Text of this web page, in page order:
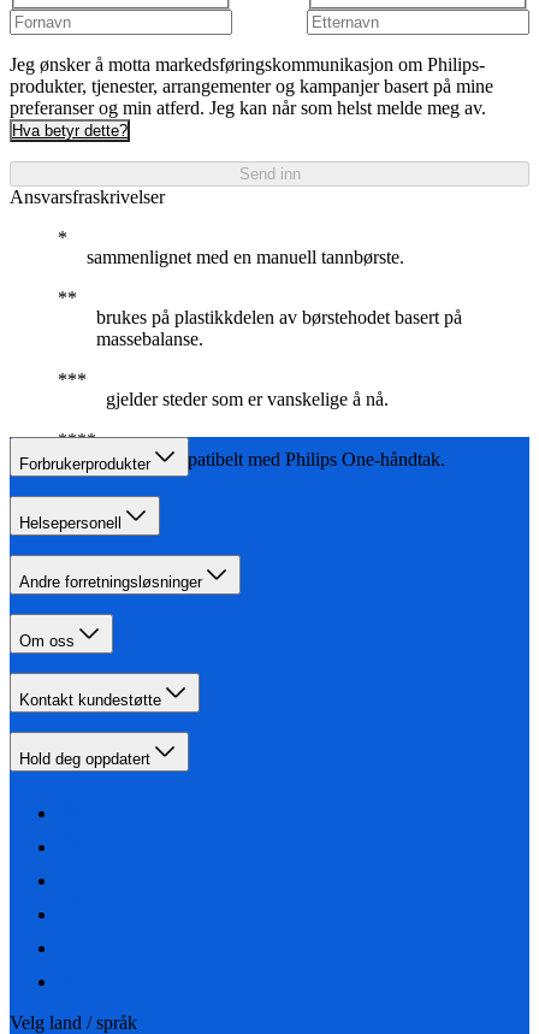
Jeg ønsker å motta markedsføringskommunikasjon om Philips-
produkter, tjenester, arrangementer og kampanjer basert på mine
preferanser og min atferd. Jeg kan når som helst melde meg av.
Hva betyr dette?
Send inn
Ansvarsfraskrivelser
sammenlignet med en manuell tannbørste.
brukes på plastikkdelen av børstehodet basert på
massebalanse.
gjelder steder som er vanskelige å nå.
Ikke kompatibelt med Philips One-håndtak.
Forbrukerprodukter
Helsepersonell
Andre forretningsløsninger
Om oss
Kontakt kundestøtte
Hold deg oppdatert
Velg land / språk